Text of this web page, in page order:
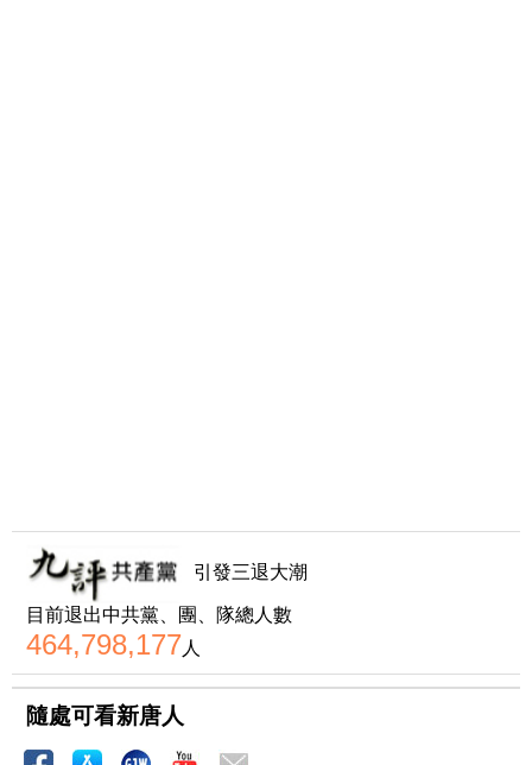
引發三退大潮
目前退出中共黨、團、隊總人數
464,798,177人
隨處可看新唐人